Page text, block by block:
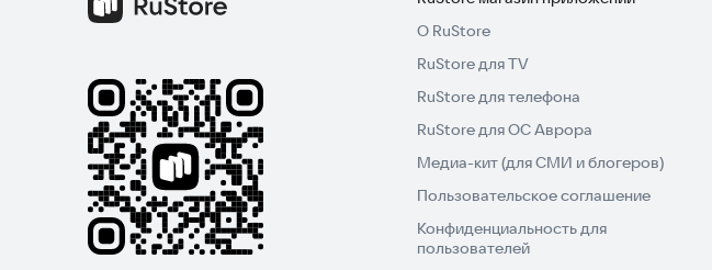
О RuStore
RuStore для TV
RuStore для телефона
RuStore для ОС Аврора
Медиа-кит (для СМИ и блогеров)
Пользовательское соглашение
Конфиденциальность для
пользователей